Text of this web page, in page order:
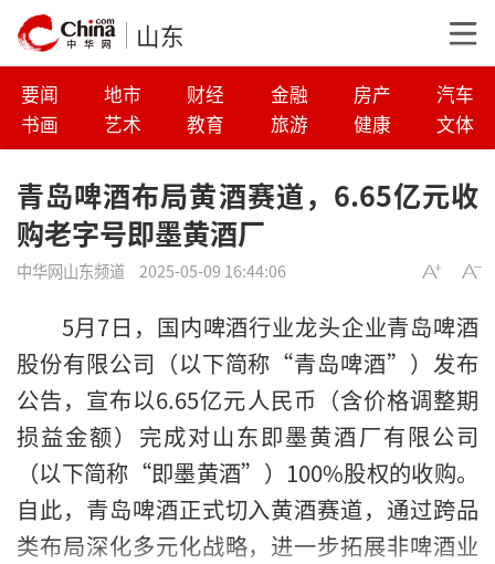
山东
要闻 地市 财经 金融 房产
汽车
书画
艺术 教育 旅游 健康 文体
青岛啤酒布局黄酒赛道，6.65亿元收
购老字号即墨黄酒厂
中华网山东频道 2025-05-09 16:44:06
5月7日，国内啤酒行业龙头企业青岛啤酒
股份有限公司（以下简称“青岛啤酒”）发布
公告，宣布以6.65亿元人民币（含价格调整期
损益金额）完成对山东即墨黄酒厂有限公司
（以下简称“即墨黄酒”）100%股权的收购。
自此，青岛啤酒正式切入黄酒赛道，通过跨品
类布局深化多元化战略，进一步拓展非啤酒业